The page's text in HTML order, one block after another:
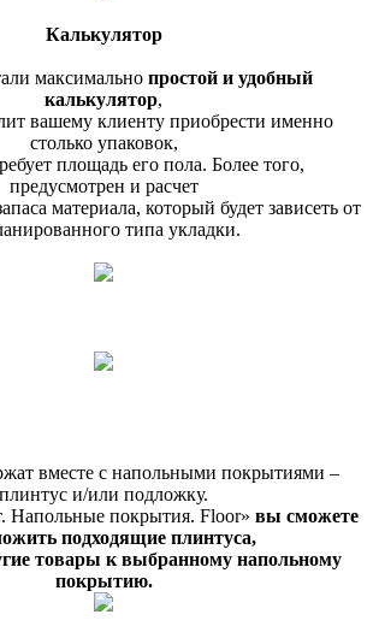
Калькулятор
максимально простой и удобный
калькулятор,
вашему клиенту приобрести именно
столько упаковок,
площадь его пола. Более того,
предусмотрен и расчет
материала, который будет зависеть от
типа укладки.
вместе с напольными покрытиями –
плинтус и/или подложку.
Напольные покрытия. Floor» вы сможете
подходящие плинтуса,
товары к выбранному напольному
покрытию.